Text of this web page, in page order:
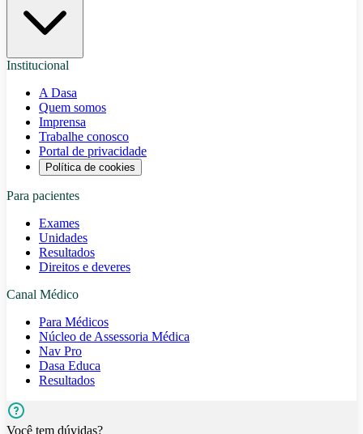
Institucional
A Dasa
Quem somos
Imprensa
Trabalhe conosco
Portal de privacidade
Política de cookies
Para pacientes
Exames
Unidades
Resultados
Direitos e deveres
Canal Médico
Para Médicos
Núcleo de Assessoria Médica
Nav Pro
Dasa Educa
Resultados
Você tem dúvidas?